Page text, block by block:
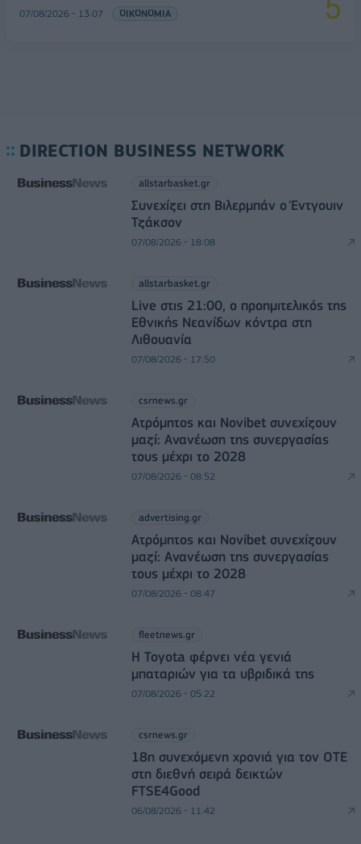
07/08/2026 - 13:07 ΟΙΚΟΝΟΜΙΑ
DIRECTION BUSINESS NETWORK
allstarbasket.gr
Συνεχίζει στη Βιλερμπάν ο Έντγουιν
Τζάκσον
07/08/2026 - 18:08
allstarbasket.gr
Live στις 21:00, ο προημιτελικός της
Εθνικής Νεανίδων κόντρα στη
Λιθουανία
07/08/2026 - 17:50
csrnews.gr
Ατρόμητος και Novibet συνεχίζουν
μαζί: Ανανέωση της συνεργασίας
τους μέχρι το 2028
07/08/2026 - 08:52
advertising.gr
Ατρόμητος και Novibet συνεχίζουν
μαζί: Ανανέωση της συνεργασίας
τους μέχρι το 2028
07/08/2026 - 08:47
fleetnews.gr
Η Toyota φέρνει νέα γενιά
μπαταριών για τα υβριδικά της
07/08/2026 - 05:22
csrnews.gr
18η συνεχόμενη χρονιά για τον ΟΤΕ
στη διεθνή σειρά δεικτών
FTSE4Good
06/08/2026 - 11:42